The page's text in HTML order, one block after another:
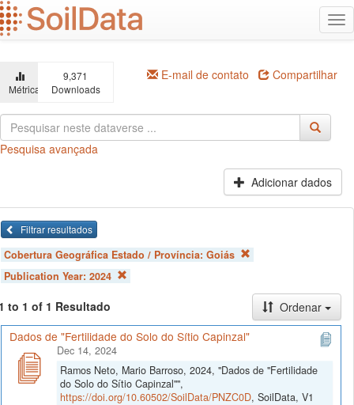
Ir
para
o
principal
Métricas
9,371
Downloads
E-mail de contato Compartilhar
Pesquisa avançada
Adicionar dados
Filtrar resultados
Cobertura Geográfica Estado / Província: Goiás
Publication Year: 2024
to 1 of 1 Resultado
Ordenar
Dados de "Fertilidade do Solo do Sítio Capinzal"
Dec 14, 2024
Ramos Neto, Mario Barroso, 2024, "Dados de "Fertilidade
do Solo do Sítio Capinzal"",
https://doi.org/10.60502/SoilData/PNZC0D, SoilData, V1